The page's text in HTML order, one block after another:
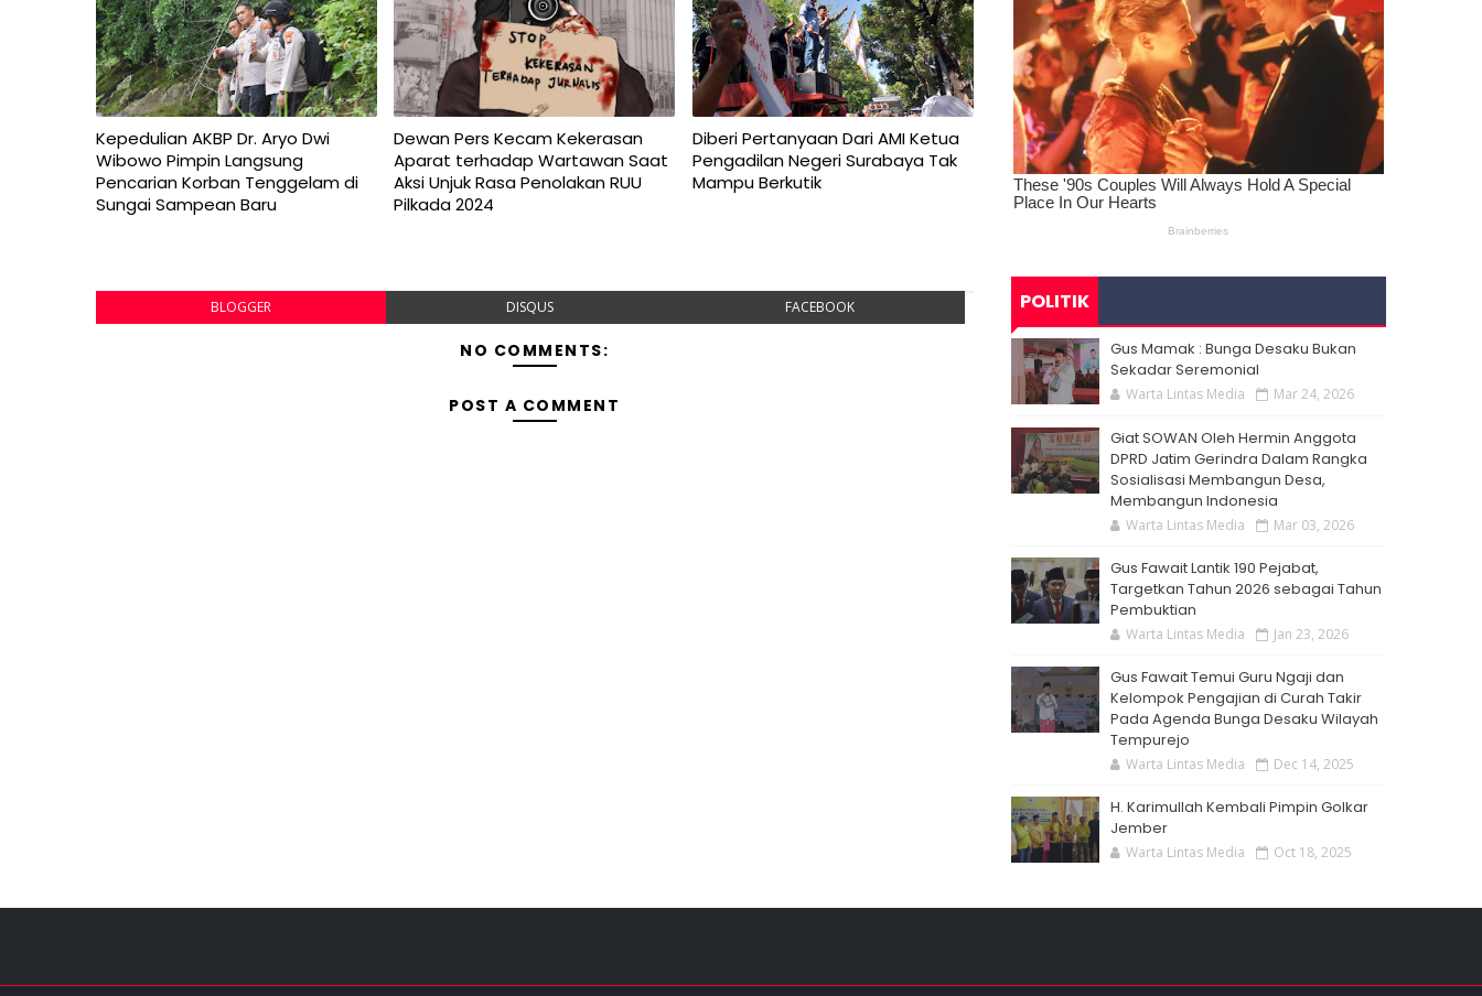
Kepedulian AKBP Dr. Aryo Dwi
Wibowo Pimpin Langsung
Pencarian Korban Tenggelam di
Sungai Sampean Baru
Dewan Pers Kecam Kekerasan
Aparat terhadap Wartawan Saat
Aksi Unjuk Rasa Penolakan RUU
Pilkada 2024
Diberi Pertanyaan Dari AMI Ketua
Pengadilan Negeri Surabaya Tak
Mampu Berkutik
BLOGGER DISQUS FACEBOOK
NO COMMENTS:
POST A COMMENT
POLITIK
Gus Mamak : Bunga Desaku Bukan
Sekadar Seremonial
Warta Lintas Media Mar 24, 2026
Giat SOWAN Oleh Hermin Anggota
DPRD Jatim Gerindra Dalam Rangka
Sosialisasi Membangun Desa,
Membangun Indonesia
Warta Lintas Media Mar 03, 2026
Gus Fawait Lantik 190 Pejabat,
Targetkan Tahun 2026 sebagai Tahun
Pembuktian
Warta Lintas Media Jan 23, 2026
Gus Fawait Temui Guru Ngaji dan
Kelompok Pengajian di Curah Takir
Pada Agenda Bunga Desaku Wilayah
Tempurejo
Warta Lintas Media Dec 14, 2025
H. Karimullah Kembali Pimpin Golkar
Jember
Warta Lintas Media Oct 18, 2025